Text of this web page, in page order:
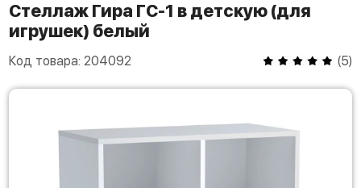
Стеллаж Гира ГС-1 в детскую (для
игрушек) белый
Код товара: 204092 (5)